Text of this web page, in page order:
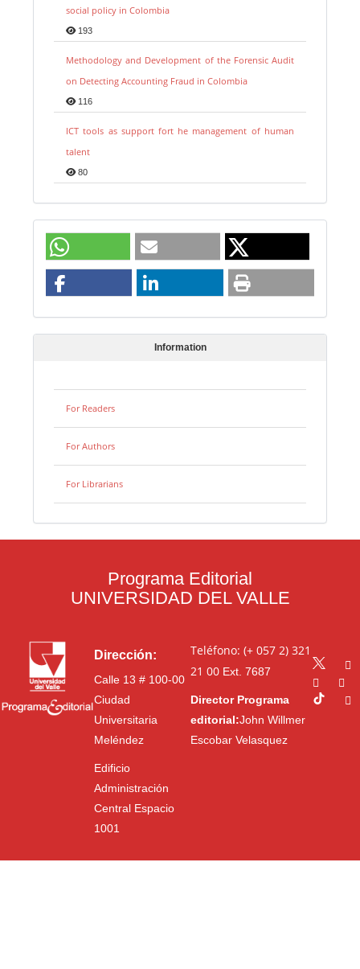
social policy in Colombia
193
Methodology and Development of the Forensic Audit
on Detecting Accounting Fraud in Colombia
116
ICT tools as support fort he management of human
talent
80
Information
For Readers
For Authors
For Librarians
Programa Editorial
UNIVERSIDAD DEL VALLE
Dirección:
Calle 13 # 100-00
Ciudad
Universitaria
Meléndez
Edificio
Administración
Central Espacio
1001
Teléfono: (+ 057 2) 321
21 00Ext. 7687
Director Programa
editorial:John Willmer
Escobar Velasquez